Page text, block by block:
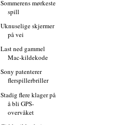
Sommerens mørkeste
spill
Uknuselige skjermer
på vei
Last ned gammel
Mac-kildekode
Sony patenterer
flerspillerbriller
Stadig flere klager på
å bli GPS-
overvåket